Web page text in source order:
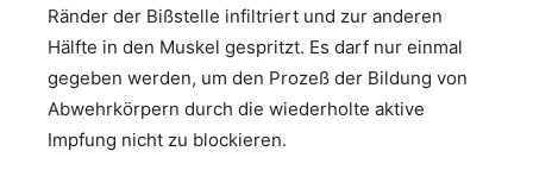
Ränder der Bißstelle infiltriert und zur anderen
Hälfte in den Muskel gespritzt. Es darf nur einmal
gegeben werden, um den Prozeß der Bildung von
Abwehrkörpern durch die wiederholte aktive
Impfung nicht zu blockieren.